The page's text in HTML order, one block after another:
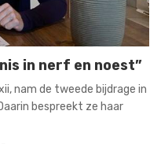
in nerf en noest”
nam de tweede bijdrage in
bespreekt ze haar